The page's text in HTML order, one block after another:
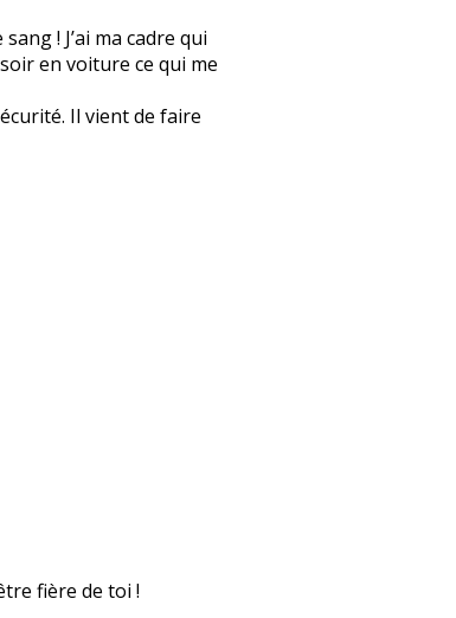
! J’ai ma cadre qui
en voiture ce qui me
Il vient de faire
fière de toi !